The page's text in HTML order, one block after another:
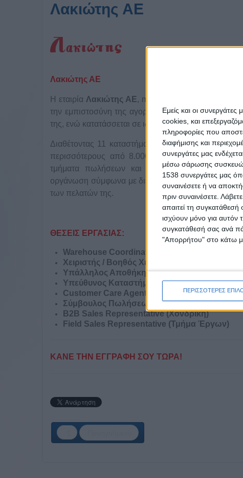
Εμείς και οι
cookies, και
πληροφορίες που
διαφήμισης και
συνεργάτες μας
μέσω σάρωσης συσκευών.
1538 συνεργάτες μας
συναινέσετε ή να
πριν συναινέσετε.
απαιτεί τη συγκατάθεσή
ισχύουν μόνο για αυτόν
συγκατάθεσή σας ανά
"Απορρήτου" στο κάτω
ΠΕΡΙΣΣΟΤΕΡΕΣ
Λακιώτης ΑΕ
Λακιώτης ΑΕ
Η εταιρία Λακιώτης ΑΕ, market leader στον κλάδο
την εμπιστοσύνη της αγοράς στην Ελλάδα και στις
της, ενώ κατατάσσεται σε ιδιαίτερα υψηλή θέση
Διαθέτοντας 11 καταστήματα πανελλαδικά, ένα
περισσότερους από 8.000 ετοιμοπαράδοτους
τμήματα πωλήσεων και εξυπηρέτησης
οργάνωση σύμφωνα με διεθνή πρότυπα ISO, η
των πελατών της.
ΘΕΣΕΙΣ ΕΡΓΑΣΙΑΣ:
Warehouse Coordinator
Χειριστής / Βοηθός Χειριστής Κλαρκ
Υπάλληλος Αποθήκης / Picker
Υπεύθυνος Καταστήματος
Customer Care Agent
Σύμβουλος Πωλήσεων Λιανικής
B2B Sales Representative (Χονδρική)
Field Sales Representative (Τμήμα Έργων)
ΚΑΝΕ ΤΗΝ ΕΓΓΡΑΦΗ ΣΟΥ ΤΩΡΑ!